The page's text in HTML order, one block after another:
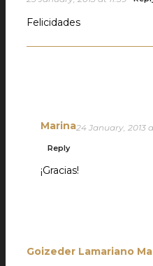
Felicidades
Marina24 January, 2013
Reply
¡Gracias!
Goizeder Lamariano